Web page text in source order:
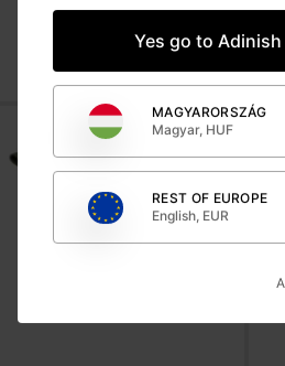
blue nights
Yes go to Adinish
MAGYARORSZÁG
Magyar, HUF
REST OF EUROPE
English, EUR